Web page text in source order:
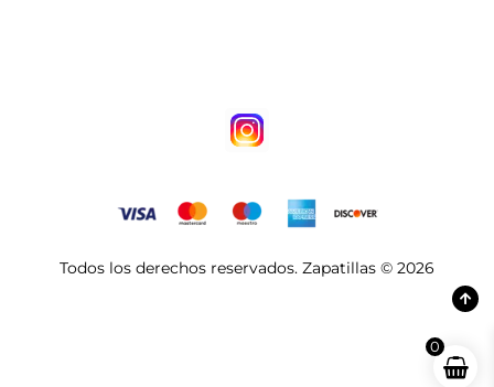
Todos los derechos reservados. Zapatillas © 2026
0